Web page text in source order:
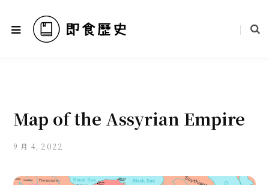
Map of the Assyrian Empire
9 月 4, 2022